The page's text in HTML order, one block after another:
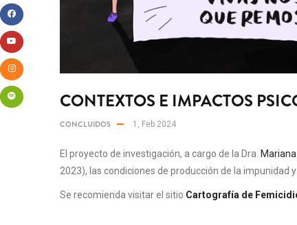
CONTEXTOS E IMPACTOS
CONCLUIDOS 1, Feb 2024
El proyecto de investigación, a cargo de la Dra.
2023), las condiciones de producción de la
Se recomienda visitar el sitio Cartografía de